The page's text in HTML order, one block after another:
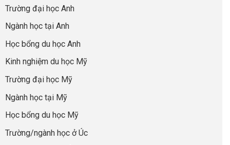
cha
thông
“Dày
hoạt
động
nhưng
thiếu
năng
lực”
Đoạn
Visa
“Bước
Vàng”
Cất
Cánh
nghề
và
ngành:
quyết
không
giờ
chọn
sự
Trường đại học Anh
Ngành học tại Anh
Học bổng du học Anh
Kinh nghiệm du học Mỹ
Trường đại học Mỹ
Ngành học tại Mỹ
Học bổng du học Mỹ
Trường/ngành học ở Úc